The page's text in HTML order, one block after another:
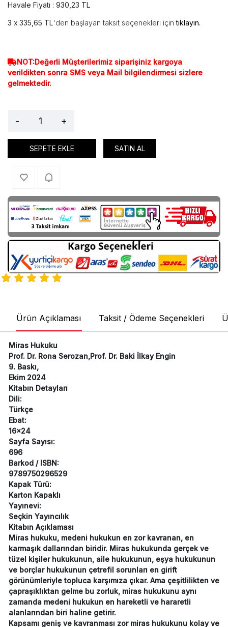
Havale Fiyatı : 930,23 TL
335,65 TL'den başlayan taksit seçenekleri içintıklayın.
NOT:Değerli Müşterilerimiz siparişiniz kargoya
verildikten sonra SMS veya Mail bilgilendirmesi sizlere
gelmektedir.
- +
SEPETE EKLE SATIN AL
Ürün Açıklaması Taksit / Ödeme Seçenekleri
Miras Hukuku
Prof. Dr. Rona Serozan,Prof. Dr. Baki İlkay Engin
9. Baskı,
Ekim 2024
Kitabın Detayları
Dili:
Türkçe
Ebat:
16x24
Sayfa Sayısı:
696
Barkod / ISBN:
9789750296529
Kapak Türü:
Karton Kapaklı
Yayınevi:
Seçkin Yayıncılık
Kitabın Açıklaması
Miras hukuku, medeni hukukun en zor kavranan, en
karmaşık dallarından biridir. Miras hukukunda gerçek ve
tüzel kişiler hukukunun, aile hukukunun, eşya hukukunun
ve borçlar hukukunun çetrefil sorunları en girift
görünümleriyle topluca karşımıza çıkar. Ama çeşitlilikten ve
çapraşıklıktan gelme bu zorluk, miras hukukunu aynı
zamanda medeni hukukun en hareketli ve hararetli
alanlarından biri haline getirir.
Kapsamı geniş ve kavranması zor miras hukukunu kolay ve